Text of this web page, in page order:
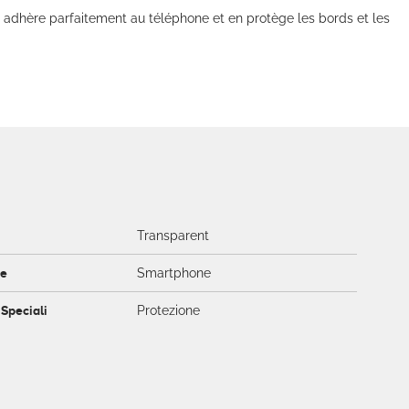
adhère parfaitement au téléphone et en protège les bords et les
Transparent
Smartphone
Protezione